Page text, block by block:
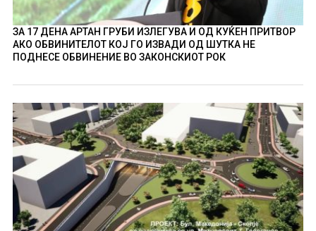
ЗА 17 ДЕНА АРТАН ГРУБИ ИЗЛЕГУВА И ОД КУЌЕН ПРИТВОР
АКО ОБВИНИТЕЛОТ КОЈ ГО ИЗВАДИ ОД ШУТКА НЕ
ПОДНЕСЕ ОБВИНЕНИЕ ВО ЗАКОНСКИОТ РОК